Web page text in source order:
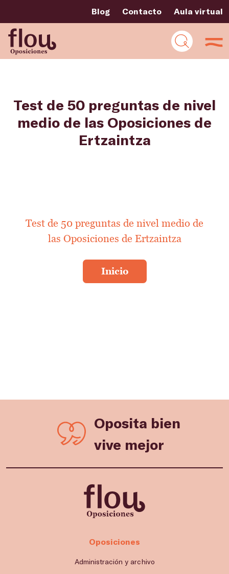
Blog Contacto Aula virtual
Test de 50 preguntas de nivel
medio de las Oposiciones de
Ertzaintza
Test de 50 preguntas de nivel medio de
las Oposiciones de Ertzaintza
Oposita bien
vive mejor
Oposiciones
Administración y archivo